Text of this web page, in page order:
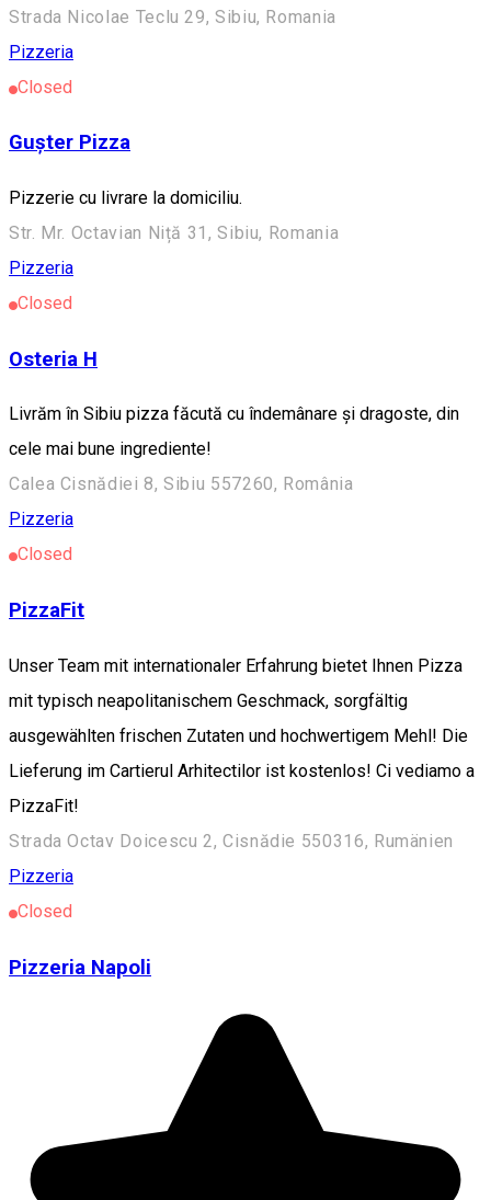
Strada Nicolae Teclu 29, Sibiu, Romania
Pizzeria
Closed
Gușter Pizza
Pizzerie cu livrare la domiciliu.
Str. Mr. Octavian Niță 31, Sibiu, Romania
Pizzeria
Closed
Osteria H
Livrăm în Sibiu pizza făcută cu îndemânare și dragoste, din
cele mai bune ingrediente!
Calea Cisnădiei 8, Sibiu 557260, România
Pizzeria
Closed
PizzaFit
Unser Team mit internationaler Erfahrung bietet Ihnen Pizza
mit typisch neapolitanischem Geschmack, sorgfältig
ausgewählten frischen Zutaten und hochwertigem Mehl! Die
Lieferung im Cartierul Arhitectilor ist kostenlos! Ci vediamo a
PizzaFit!
Strada Octav Doicescu 2, Cisnădie 550316, Rumänien
Pizzeria
Closed
Pizzeria Napoli